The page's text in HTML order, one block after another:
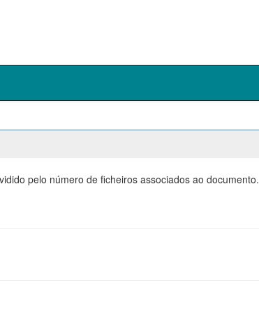
pelo número de ficheiros associados ao documento.